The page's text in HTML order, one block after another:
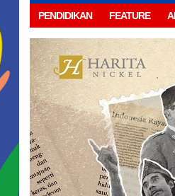
PENDIDIKAN FEATURE